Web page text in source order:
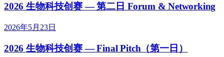
2026 生物科技创赛 — 第二日 Forum & Networking
2026年5月23日
2026 生物科技创赛 — Final Pitch（第一日）